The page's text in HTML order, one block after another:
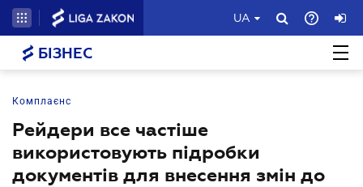
UA
БІЗНЕС
Комплаєнс
Рейдери все частіше
використовують підробки
документів для внесення змін до